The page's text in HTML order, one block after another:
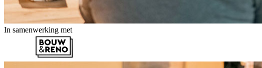
In samenwerking met